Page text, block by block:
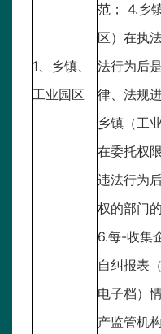
1、乡镇、
工业园区
范； 4.乡
区）在执
法行为后
律、法规
乡镇（工
在委托权
违法行为
权的部门
6.每-收集
自纠报表
电子档）
产监管机